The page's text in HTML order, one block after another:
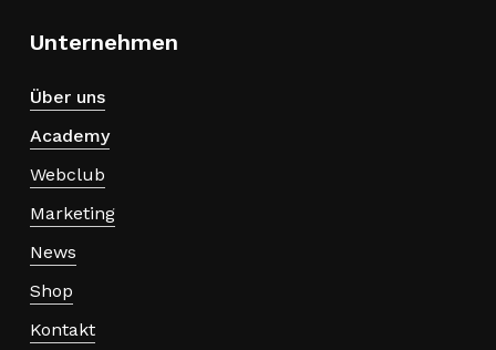
Unternehmen
Über uns
Academy
Webclub
Marketing
News
Shop
Kontakt